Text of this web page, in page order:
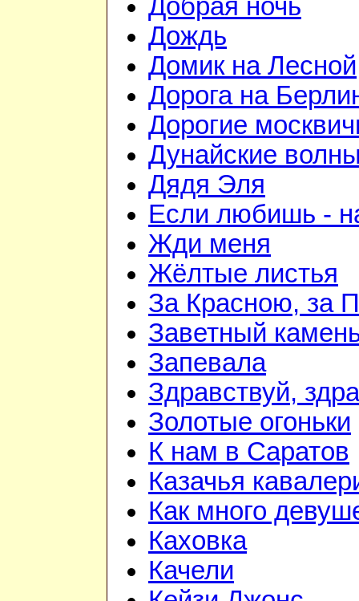
Добрая ночь
Дождь
Домик на Лесной
Дорога на
Дорогие
Дунайские
Дядя Эля
Если любишь -
Жди меня
Жёлтые листья
За Красною, за
Заветный
Запевала
Здравствуй,
Золотые огоньки
К нам в Саратов
Казачья
Как много
Каховка
Качели